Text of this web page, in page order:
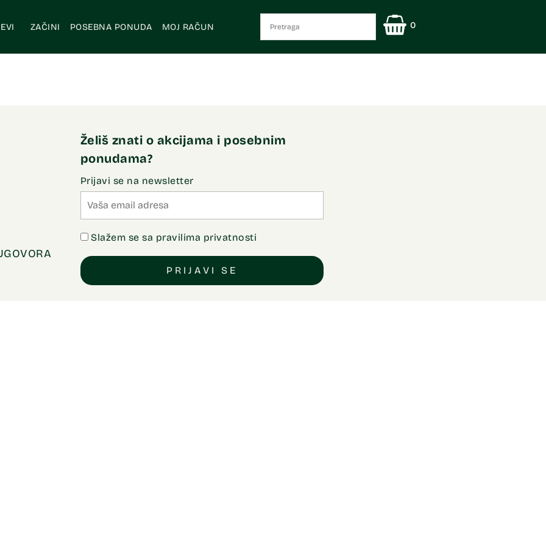
ZAČINI POSEBNA PONUDA MOJ RAČUN 0
Želiš znati o akcijama i posebnim
ponudama?
Prijavi se na newsletter
Slažem se sa pravilima privatnosti